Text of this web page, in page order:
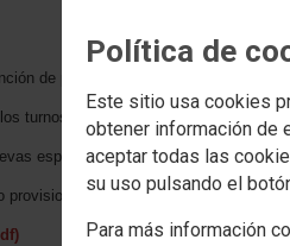
Política de
Este sitio usa cookies
obtener información de
aceptar todas las
su uso pulsando el
Para más información
de plaza en otras CCAA.
turnos de accesos (Turnos 3, 6 y 4).
especialidades (Turno 5).